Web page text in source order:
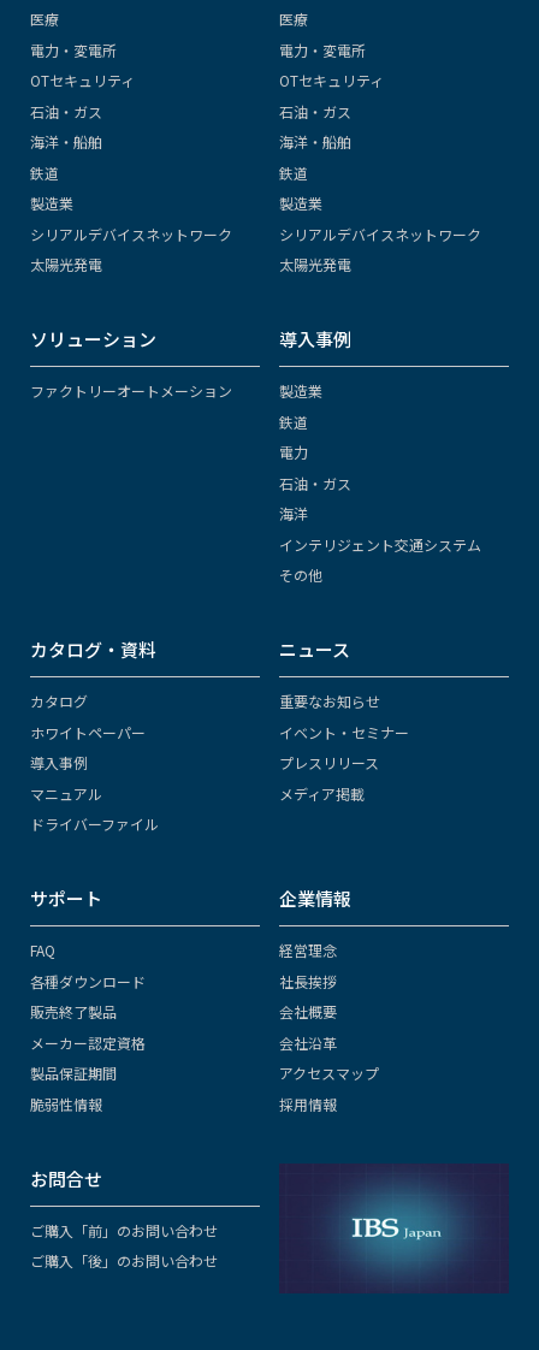
医療
電力・変電所
OTセキュリティ
石油・ガス
海洋・船舶
鉄道
製造業
シリアルデバイスネットワーク
太陽光発電
医療
電力・変電所
OTセキュリティ
石油・ガス
海洋・船舶
鉄道
製造業
シリアルデバイスネットワーク
太陽光発電
ソリューション
ファクトリーオートメーション
導入事例
製造業
鉄道
電力
石油・ガス
海洋
インテリジェント交通システム
その他
カタログ・資料
カタログ
ホワイトペーパー
導入事例
マニュアル
ドライバーファイル
ニュース
重要なお知らせ
イベント・セミナー
プレスリリース
メディア掲載
サポート
FAQ
各種ダウンロード
販売終了製品
メーカー認定資格
製品保証期間
脆弱性情報
企業情報
経営理念
社長挨拶
会社概要
会社沿革
アクセスマップ
採用情報
お問合せ
ご購入「前」のお問い合わせ
ご購入「後」のお問い合わせ